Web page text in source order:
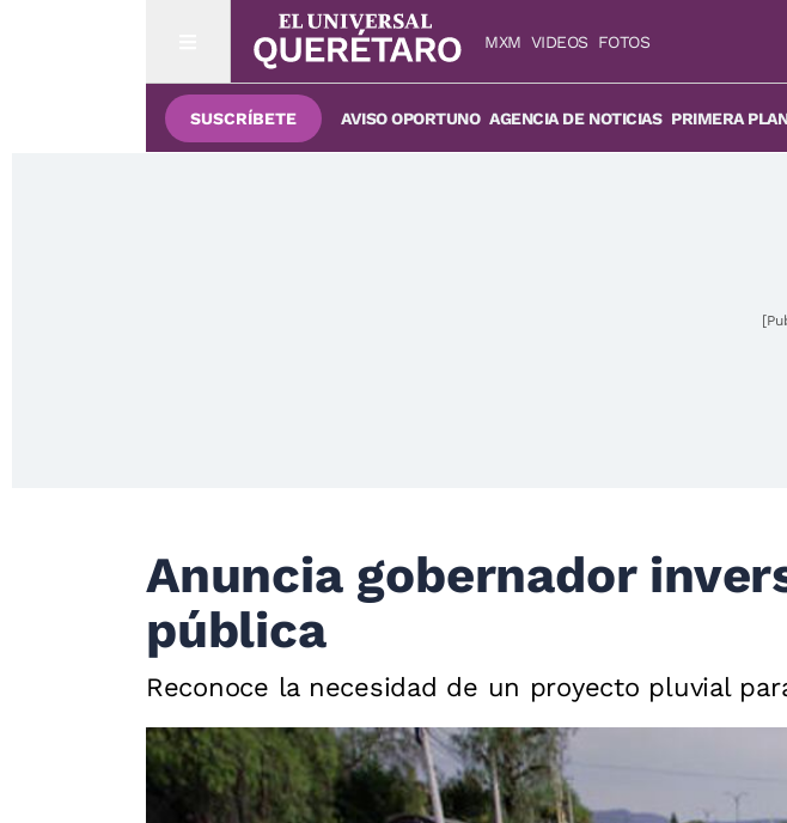
MXM VIDEOS FOTOS
SUSCRÍBETE AVISO OPORTUNO AGENCIA DE NOTICIAS PRIMERA
Anuncia gobernador
pública
Reconoce la necesidad de un proyecto pluvial